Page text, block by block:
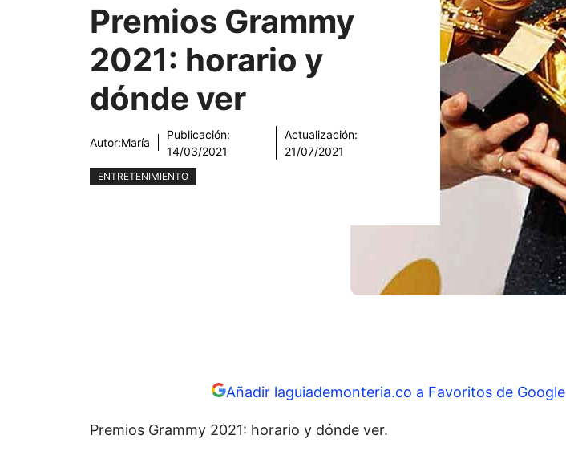
Premios Grammy
2021: horario y
dónde ver
Autor:María
Publicación:
14/03/2021
Actualización:
21/07/2021
ENTRETENIMIENTO
Añadir laguiademonteria.co a Favoritos de Google
Premios Grammy 2021: horario y dónde ver.